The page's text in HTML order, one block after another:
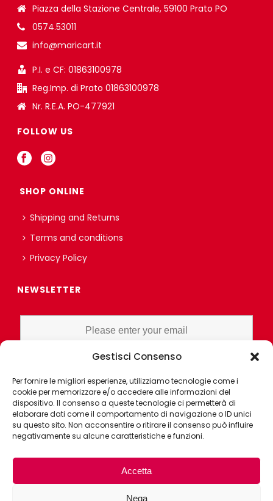
Gestisci Consenso
Per fornire le migliori esperienze, utilizziamo tecnologie come i
cookie per memorizzare e/o accedere alle informazioni del
dispositivo. Il consenso a queste tecnologie ci permetterà di
elaborare dati come il comportamento di navigazione o ID unici
su questo sito. Non acconsentire o ritirare il consenso può influire
negativamente su alcune caratteristiche e funzioni.
Accetta
Nega
Piazza della Stazione Centrale, 59100 Prato PO
0574.53011
info@maricart.it
P.I. e CF: 01863100978
Reg.Imp. di Prato 01863100978
Nr. R.E.A. PO-477921
FOLLOW US
SHOP ONLINE
Shipping and Returns
Terms and conditions
Privacy Policy
NEWSLETTER
THE REGULATION AND GRANT CONSENT FOR PROFILING OR
MARKET RESEARCH PURPOSES ALSO WITH THE AID OF
ELECTRONIC INSTRUMENTS, AIMED AT ANALYZING HABITS OR
CONSUMER CHOICES OF THE INTERESTED PARTY